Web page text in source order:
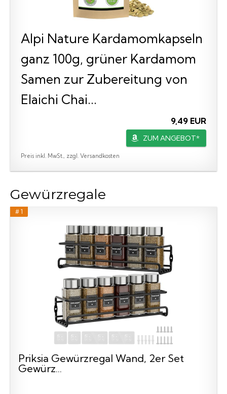
Alpi Nature Kardamomkapseln
ganz 100g, grüner Kardamom
Samen zur Zubereitung von
Elaichi Chai...
9,49 EUR
ZUM ANGEBOT*
Preis inkl. MwSt., zzgl. Versandkosten
Gewürzregale
# 1
Priksia Gewürzregal Wand, 2er Set
Gewürz...